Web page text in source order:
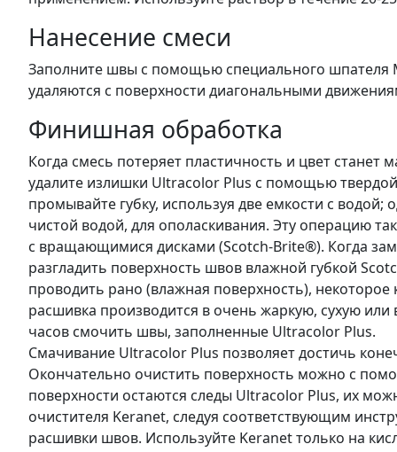
Нанесение смеси
Заполните швы с помощью специального шпателя
удаляются с поверхности диагональными
Финишная обработка
Когда смесь потеряет пластичность и цвет
удалите излишки Ultracolor Plus с помощью
промывайте губку, используя две емкости с водой;
чистой водой, для ополаскивания. Эту операцию
с вращающимися дисками (Scotch-Brite®). Когда
разгладить поверхность швов влажной губкой
проводить рано (влажная поверхность),
расшивка производится в очень жаркую, сухую
часов смочить швы, заполненные Ultracolor Plus.
Смачивание Ultracolor Plus позволяет достичь
Окончательно очистить поверхность можно с
поверхности остаются следы Ultracolor Plus, их
очистителя Keranet, следуя соответствующим
расшивки швов. Используйте Keranet только на